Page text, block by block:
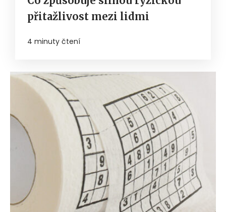
přitažlivost mezi lidmi
4 minuty čtení